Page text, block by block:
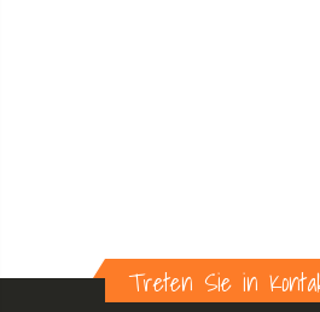
Treten Sie in